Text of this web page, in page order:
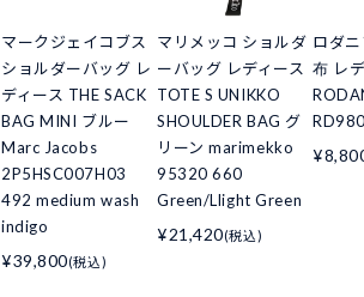
マークジェイコブス
ショルダーバッグ レ
ディース THE SACK
BAG MINI ブルー
Marc Jacobs
2P5HSC007H03
492 medium wash
indigo
¥39,800(税込)
マリメッコ ショルダ
ーバッグ レディース
TOTE S UNIKKO
SHOULDER BAG グ
リーン marimekko
95320 660
Green/Llight Green
¥21,420(税込)
ロダ
布 レ